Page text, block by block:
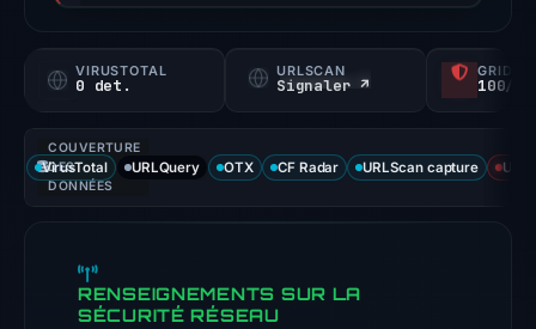
not
No
positive
third-
appears
VIRUSTOTAL
0 det.
URLSCAN
Signaler ↗ 100/
COUVERTURE
DES
DONNÉES
VirusTotal URLQuery OTX CF Radar URLScan capture
RENSEIGNEMENTS SUR LA
SÉCURITÉ RÉSEAU